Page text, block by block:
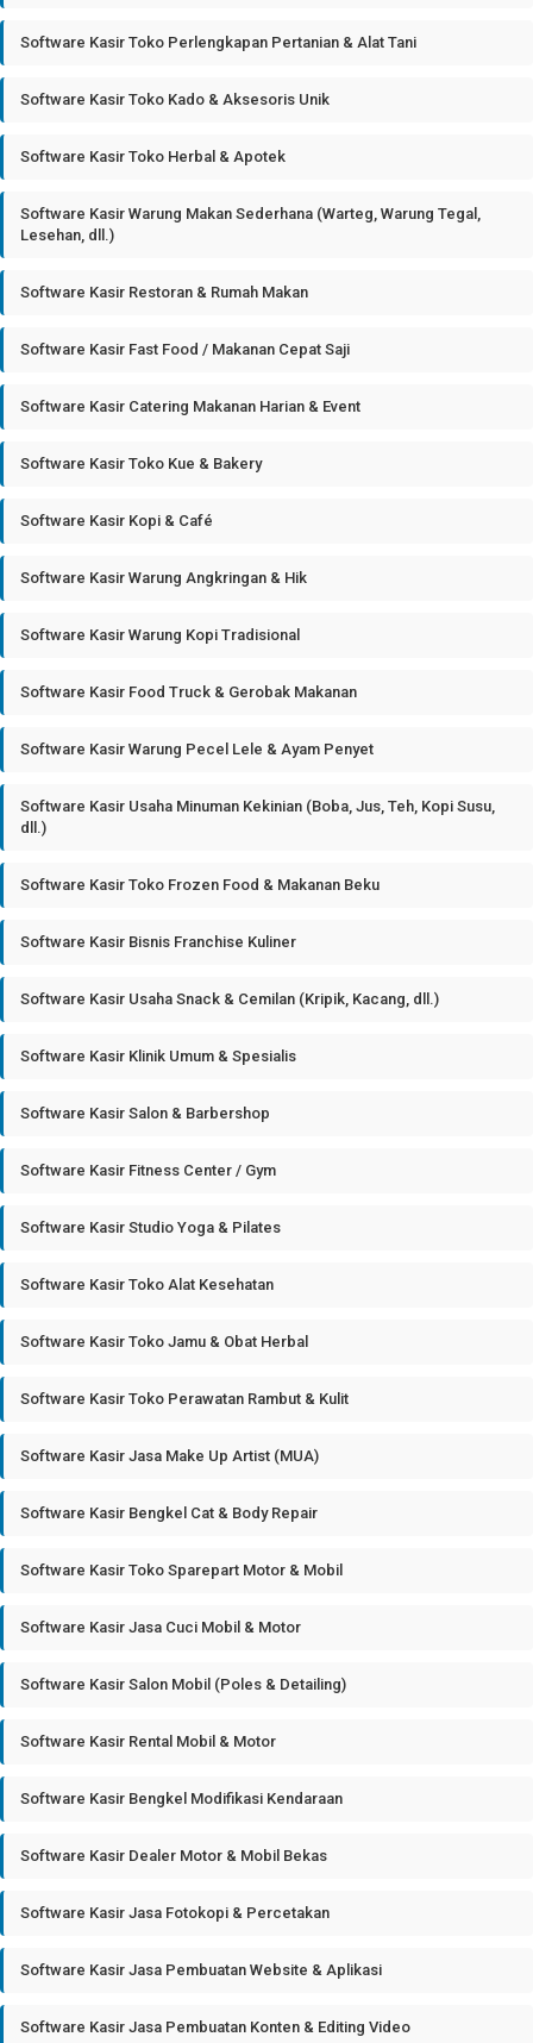
Software Kasir Toko Perlengkapan Pertanian & Alat Tani
Software Kasir Toko Kado & Aksesoris Unik
Software Kasir Toko Herbal & Apotek
Software Kasir Warung Makan Sederhana (Warteg, Warung Tegal,
Lesehan, dll.)
Software Kasir Restoran & Rumah Makan
Software Kasir Fast Food / Makanan Cepat Saji
Software Kasir Catering Makanan Harian & Event
Software Kasir Toko Kue & Bakery
Software Kasir Kopi & Café
Software Kasir Warung Angkringan & Hik
Software Kasir Warung Kopi Tradisional
Software Kasir Food Truck & Gerobak Makanan
Software Kasir Warung Pecel Lele & Ayam Penyet
Software Kasir Usaha Minuman Kekinian (Boba, Jus, Teh, Kopi Susu,
dll.)
Software Kasir Toko Frozen Food & Makanan Beku
Software Kasir Bisnis Franchise Kuliner
Software Kasir Usaha Snack & Cemilan (Kripik, Kacang, dll.)
Software Kasir Klinik Umum & Spesialis
Software Kasir Salon & Barbershop
Software Kasir Fitness Center / Gym
Software Kasir Studio Yoga & Pilates
Software Kasir Toko Alat Kesehatan
Software Kasir Toko Jamu & Obat Herbal
Software Kasir Toko Perawatan Rambut & Kulit
Software Kasir Jasa Make Up Artist (MUA)
Software Kasir Bengkel Cat & Body Repair
Software Kasir Toko Sparepart Motor & Mobil
Software Kasir Jasa Cuci Mobil & Motor
Software Kasir Salon Mobil (Poles & Detailing)
Software Kasir Rental Mobil & Motor
Software Kasir Bengkel Modifikasi Kendaraan
Software Kasir Dealer Motor & Mobil Bekas
Software Kasir Jasa Fotokopi & Percetakan
Software Kasir Jasa Pembuatan Website & Aplikasi
Software Kasir Jasa Pembuatan Konten & Editing Video